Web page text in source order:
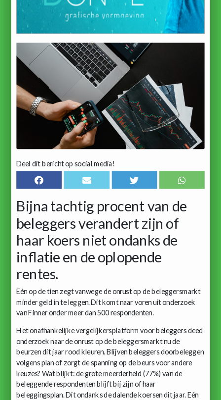
Deel dit bericht op social media!
Bijna tachtig procent van de
beleggers verandert zijn of
haar koers niet ondanks de
inflatie en de oplopende
rentes.
Eén op de tien zegt vanwege de onrust op de beleggersmarkt
minder geld in te leggen. Dit komt naar voren uit onderzoek
van Finner onder meer dan 500 respondenten.
Het onafhankelijke vergelijkersplatform voor beleggers deed
onderzoek naar de onrust op de beleggersmarkt nu de
beurzen dit jaar rood kleuren. Blijven beleggers doorbeleggen
volgens plan of zorgt de spanning op de beurs voor andere
keuzes? Wat blijkt: de grote meerderheid (77%) van de
beleggende respondenten blijft bij zijn of haar
beleggingsplan. Dit ondanks de dalende koersen dit jaar. Eén